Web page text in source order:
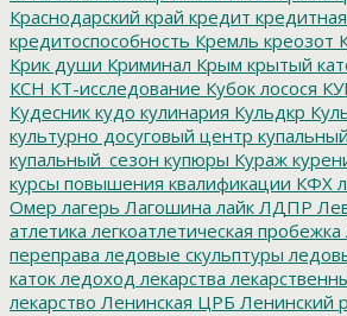
Краснодарский край кредит
кредитоспособность Кремль креозот
Крик души Криминал Крым крытый
КСН КТ-исследование Кубок лосося
Кудесник кудо кулинария Кульдкр
культурно досуговый центр
купальный_сезон купюры Кураж
курсы повышения квалификации КФХ
Омер лагерь Лагошина лайк ЛДПР
атлетика легкоатлетическая пробежка
переправа ледовые скульптуры
каток ледоход лекарства
лекарство Ленинская ЦРБ Ленинский